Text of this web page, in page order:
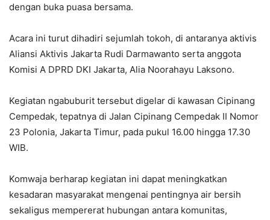
dengan buka puasa bersama.
Acara ini turut dihadiri sejumlah tokoh, di antaranya aktivis
Aliansi Aktivis Jakarta Rudi Darmawanto serta anggota
Komisi A DPRD DKI Jakarta, Alia Noorahayu Laksono.
Kegiatan ngabuburit tersebut digelar di kawasan Cipinang
Cempedak, tepatnya di Jalan Cipinang Cempedak II Nomor
23 Polonia, Jakarta Timur, pada pukul 16.00 hingga 17.30
WIB.
Komwaja berharap kegiatan ini dapat meningkatkan
kesadaran masyarakat mengenai pentingnya air bersih
sekaligus mempererat hubungan antara komunitas,